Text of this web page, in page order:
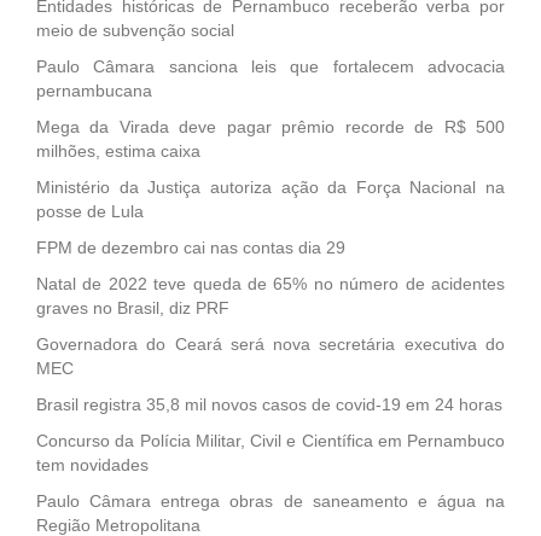
Entidades históricas de Pernambuco receberão verba por
meio de subvenção social
Paulo Câmara sanciona leis que fortalecem advocacia
pernambucana
Mega da Virada deve pagar prêmio recorde de R$ 500
milhões, estima caixa
Ministério da Justiça autoriza ação da Força Nacional na
posse de Lula
FPM de dezembro cai nas contas dia 29
Natal de 2022 teve queda de 65% no número de acidentes
graves no Brasil, diz PRF
Governadora do Ceará será nova secretária executiva do
MEC
Brasil registra 35,8 mil novos casos de covid-19 em 24 horas
Concurso da Polícia Militar, Civil e Científica em Pernambuco
tem novidades
Paulo Câmara entrega obras de saneamento e água na
Região Metropolitana